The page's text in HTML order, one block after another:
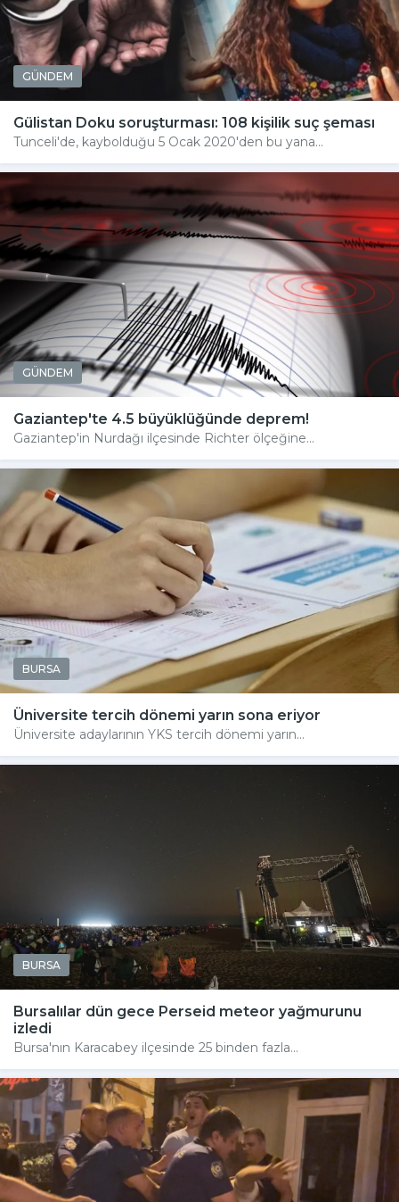
GÜNDEM
Gülistan Doku soruşturması: 108 kişilik suç şeması
Tunceli'de, kaybolduğu 5 Ocak 2020'den bu yana...
GÜNDEM
Gaziantep'te 4.5 büyüklüğünde deprem!
Gaziantep'in Nurdağı ilçesinde Richter ölçeğine...
BURSA
Üniversite tercih dönemi yarın sona eriyor
Üniversite adaylarının YKS tercih dönemi yarın...
BURSA
Bursalılar dün gece Perseid meteor yağmurunu
izledi
Bursa'nın Karacabey ilçesinde 25 binden fazla...